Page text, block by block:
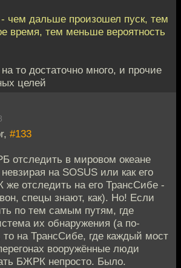
чем дальше произошел пуск, тем
время, тем меньше вероятность
то достаточно много, и прочие
целей
#133
отследить в мировом океане
на SOSUS или как его
отследить на его ТрансСибе -
спецы знают, как). Но! Если
по тем самым путям, где
их обнаружения (а по-
то на ТрансСибе, где каждый мост
вооружённые люди
БЖРК непросто. Было.